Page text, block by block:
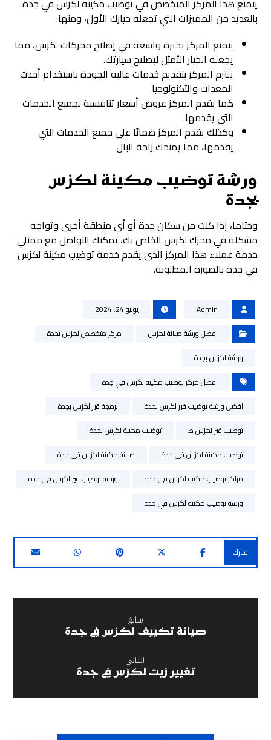
يتمتع هذا المركز المتخصص في توضيب مكينة لكزس في جدة
بالعديد من المميزات التي تجعله خيارك الأول، ومنها:
يتمتع المركز بخبرة واسعة في إصلاح محركات لكزس، مما
يجعله الخيار الأمثل لإصلاح سيارتك.
يلتزم المركز بتقديم خدمات عالية الجودة باستخدام أحدث
المعدات والتكنولوجيا.
كما يقدم المركز عروض أسعار تنافسية لجميع الخدمات
التي يقدمها.
وكذلك يقدم المركز ضمانًا على جميع الخدمات التي
يقدمها، مما يمنحك راحة البال
ورشة توضيب مكينة لكزس
بجدة
وختاما، إذا كنت من سكان جدة أو أي منطقة أخرى وتواجه
مشكلة في محرك لكزس الخاص بك، يمكنك التواصل مع ممثلي
خدمة عملاء هذا المركز الذي يقدم خدمة توضيب مكينة لكزس
في جدة بالصورة المطلوبة.
Admin
يوليو 24, 2024
افضل ورشة صيانة لكزس
مركز متخصص لكزس بجدة
ورشة لكزس بجدة
افضل مركز توضيب مكينة لكزس في جدة
افضل ورشة توضيب قير لكزس بجدة
برمجة قير لكزس بجدة
توضيب قير لكزس ط
توضيب مكينة لكزس بجدة
توضيب مكينة لكزس في جدة
صيانة مكينة لكزس في جدة
مراكز توضيب مكينة لكزس في جدة
ورشة توضيب قير لكزس في جدة
ورشة توضيب مكينة لكزس في جدة
سابق
صيانة تكييف لكزس في جدة
التالي
تغيير زيت لكزس في جدة